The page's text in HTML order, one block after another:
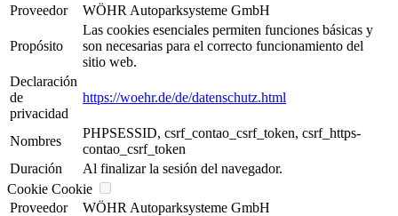
Proveedor
WÖHR Autoparksysteme GmbH
Propósito
Las cookies esenciales permiten funciones básicas y
son necesarias para el correcto funcionamiento del
sitio web.
Declaración
de
privacidad
https://woehr.de/de/datenschutz.html
Nombres
PHPSESSID, csrf_contao_csrf_token, csrf_https-
contao_csrf_token
Duración
Al finalizar la sesión del navegador.
Cookie Cookie
Proveedor
WÖHR Autoparksysteme GmbH